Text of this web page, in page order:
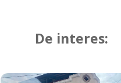
De interes: